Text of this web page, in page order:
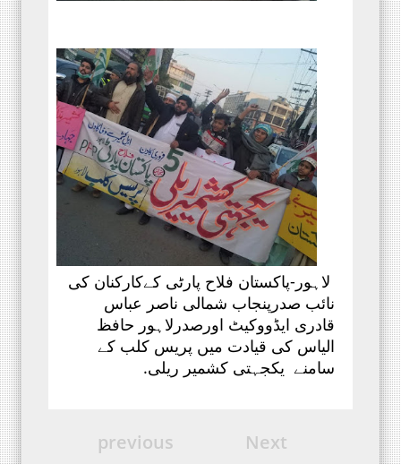
لاہور-پاکستان فلاح پارٹی کےکارکنان کی
نائب صدرپنجاب شمالی ناصر عباس
قادری ایڈووکیٹ اورصدرلاہور حافظ
الیاس کی قیادت میں پریس کلب کے
سامنے یکجہتی کشمیر ریلی.
Next
previous